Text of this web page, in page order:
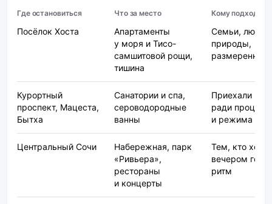
Где остановиться Что за место Кому подходит
Посёлок Хоста
Апартаменты
у моря и Тисо-
самшитовой рощи,
тишина
Семьи,
природы,
размеренный
Курортный
проспект, Мацеста,
Бытха
Санатории и спа,
сероводородные
ванны
Приехали
ради
и режима
Центральный Сочи
Набережная, парк
«Ривьера»,
рестораны
и концерты
Тем, кто хочет
вечером
ритм